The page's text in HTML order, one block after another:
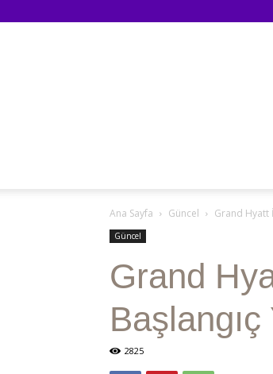
Ana Sayfa Güncel Grand Hyatt
Güncel
Grand
Başlangıç
2825